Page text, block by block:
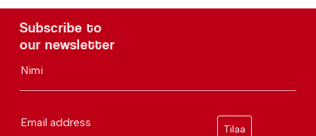
Subscribe to
our newsletter
Nimi
Email address
Tilaa